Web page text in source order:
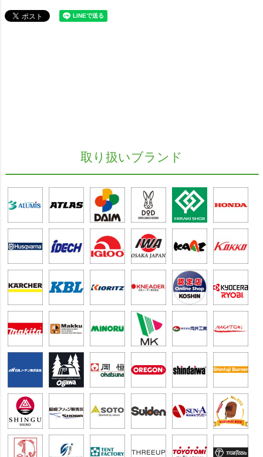
取り扱いブランド